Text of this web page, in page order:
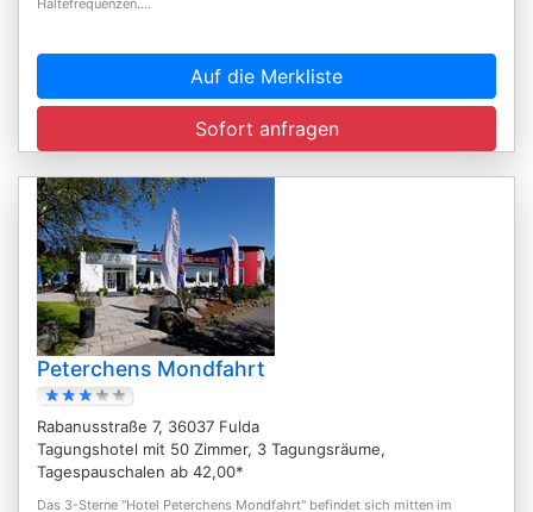
Auf die Merkliste
Sofort anfragen
Peterchens Mondfahrt
Rabanusstraße 7, 36037 Fulda
Tagungshotel mit 50 Zimmer, 3 Tagungsräume,
Tagespauschalen ab 42,00*
Das 3-Sterne "Hotel Peterchens Mondfahrt" befindet sich mitten im